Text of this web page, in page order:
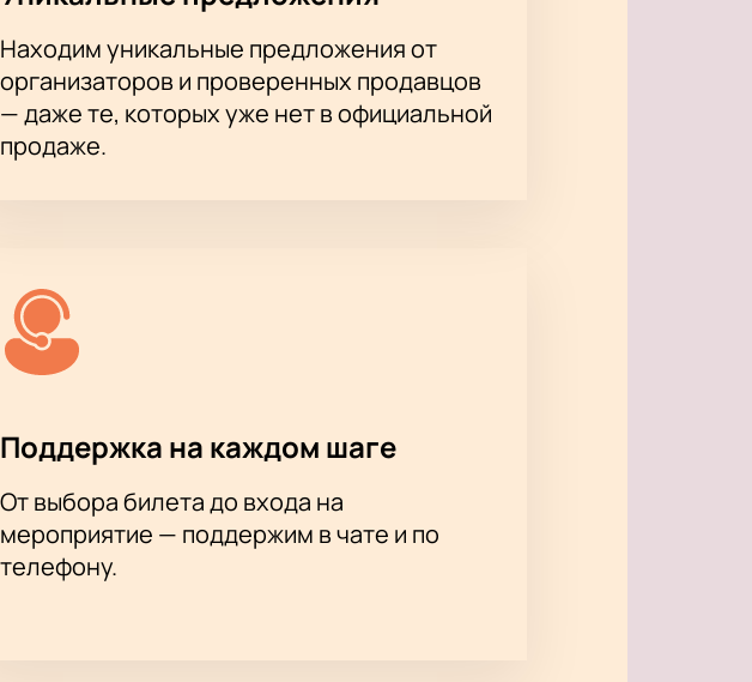
Находим уникальные предложения от
организаторов и проверенных продавцов
— даже те, которых уже нет в официальной
продаже.
Поддержка на каждом шаге
От выбора билета до входа на
мероприятие — поддержим в чате и по
телефону.